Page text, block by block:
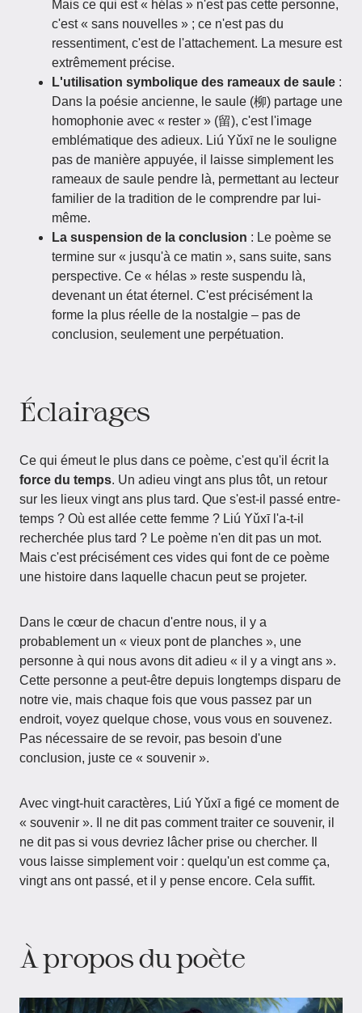
Mais ce qui est « hélas » n'est pas cette personne,
c'est « sans nouvelles » ; ce n'est pas du
ressentiment, c'est de l'attachement. La mesure est
extrêmement précise.
L'utilisation symbolique des rameaux de saule :
Dans la poésie ancienne, le saule (柳) partage une
homophonie avec « rester » (留), c'est l'image
emblématique des adieux. Liú Yǔxī ne le souligne
pas de manière appuyée, il laisse simplement les
rameaux de saule pendre là, permettant au lecteur
familier de la tradition de le comprendre par lui-
même.
La suspension de la conclusion : Le poème se
termine sur « jusqu'à ce matin », sans suite, sans
perspective. Ce « hélas » reste suspendu là,
devenant un état éternel. C'est précisément la
forme la plus réelle de la nostalgie – pas de
conclusion, seulement une perpétuation.
Éclairages
Ce qui émeut le plus dans ce poème, c'est qu'il écrit la
force du temps. Un adieu vingt ans plus tôt, un retour
sur les lieux vingt ans plus tard. Que s'est-il passé entre-
temps ? Où est allée cette femme ? Liú Yǔxī l'a-t-il
recherchée plus tard ? Le poème n'en dit pas un mot.
Mais c'est précisément ces vides qui font de ce poème
une histoire dans laquelle chacun peut se projeter.
Dans le cœur de chacun d'entre nous, il y a
probablement un « vieux pont de planches », une
personne à qui nous avons dit adieu « il y a vingt ans ».
Cette personne a peut-être depuis longtemps disparu de
notre vie, mais chaque fois que vous passez par un
endroit, voyez quelque chose, vous vous en souvenez.
Pas nécessaire de se revoir, pas besoin d'une
conclusion, juste ce « souvenir ».
Avec vingt-huit caractères, Liú Yǔxī a figé ce moment de
« souvenir ». Il ne dit pas comment traiter ce souvenir, il
ne dit pas si vous devriez lâcher prise ou chercher. Il
vous laisse simplement voir : quelqu'un est comme ça,
vingt ans ont passé, et il y pense encore. Cela suffit.
À propos du poète